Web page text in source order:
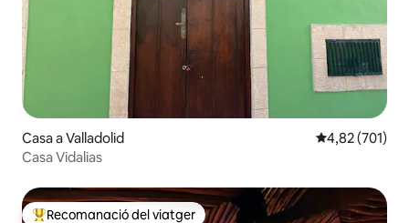
Casa a Valladolid 4,82 de
4,82 (701)
Casa Vidalias
Recomanació del viatger